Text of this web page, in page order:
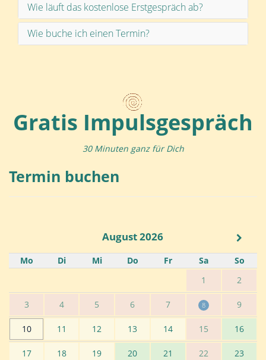
Wie läuft das kostenlose Erstgespräch ab?
Wie buche ich einen Termin?
Gratis Impulsgespräch
30 Minuten ganz für Dich
Termin buchen
August 2026
Mo Di Mi Do Fr Sa
So
1
2
3 4 5 6 7 8 9
10 11 12 13 14 15 16
17 18 19 20 21 22 23